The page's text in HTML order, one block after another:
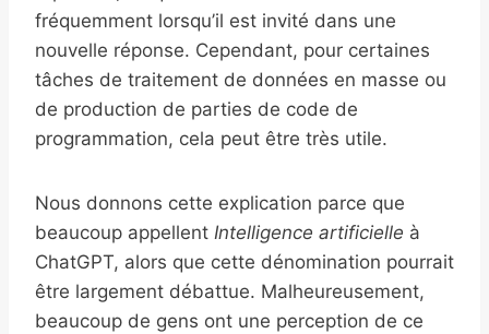
fréquemment lorsqu’il est invité dans une
nouvelle réponse. Cependant, pour certaines
tâches de traitement de données en masse ou
de production de parties de code de
programmation, cela peut être très utile.
Nous donnons cette explication parce que
beaucoup appellent Intelligence artificielle à
ChatGPT, alors que cette dénomination pourrait
être largement débattue. Malheureusement,
beaucoup de gens ont une perception de ce